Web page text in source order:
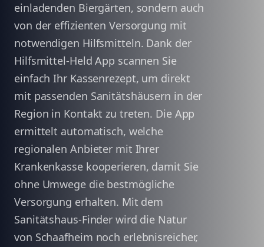
einladenden Biergärten, sondern auch
von der effizienten Versorgung mit
notwendigen Hilfsmitteln. Dank der
Hilfsmittel-Held App scannen Sie
einfach Ihr Kassenrezept, um direkt
mit passenden Sanitätshäusern in der
Region in Kontakt zu treten. Die App
ermittelt automatisch, welche
regionalen Anbieter mit Ihrer
Krankenkasse kooperieren, damit Sie
ohne Umwege die bestmögliche
Versorgung erhalten. Mit dem
Sanitätshaus-Finder wird die Natur
von Schaafheim noch erlebnisreicher,